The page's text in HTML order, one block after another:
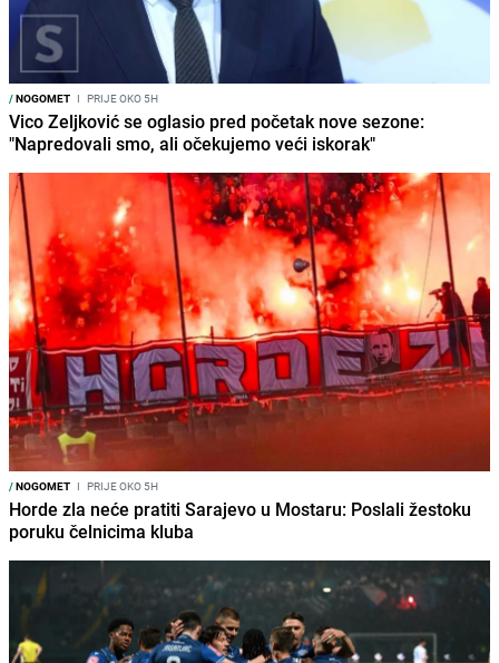
/NOGOMET I PRIJE OKO 5H
Vico Zeljković se oglasio pred početak nove sezone:
"Napredovali smo, ali očekujemo veći iskorak"
/NOGOMET I PRIJE OKO 5H
Horde zla neće pratiti Sarajevo u Mostaru: Poslali žestoku
poruku čelnicima kluba